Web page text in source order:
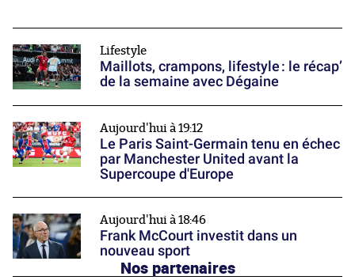
Lifestyle
Maillots, crampons, lifestyle : le récap’
de la semaine avec Dégaine
Aujourd'hui à 19:12
Le Paris Saint-Germain tenu en échec
par Manchester United avant la
Supercoupe d'Europe
Aujourd'hui à 18:46
Frank McCourt investit dans un
nouveau sport
Nos partenaires